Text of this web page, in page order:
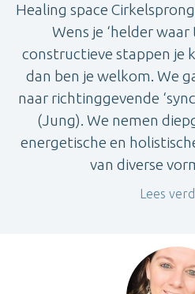
Healing space
Wens je ‘helder
constructieve stappen je
dan ben je welkom. We
naar richtinggevende
(Jung). We nemen
energetische en
van diverse
Lees